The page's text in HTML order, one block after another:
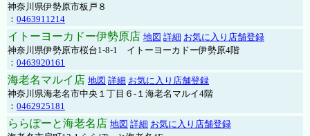
神奈川県伊勢原市板戸８
： 0463911214
イトーヨーカドー伊勢原店 地図 詳細 お気に入り店舗登録
神奈川県伊勢原市桜台1-8-1 イトーヨーカドー伊勢原4階
： 0463920161
海老名マルイ店 地図 詳細 お気に入り店舗登録
神奈川県海老名市中央１丁目６-１海老名マルイ4階
： 0462925181
ららぽーと海老名店 地図 詳細 お気に入り店舗登録